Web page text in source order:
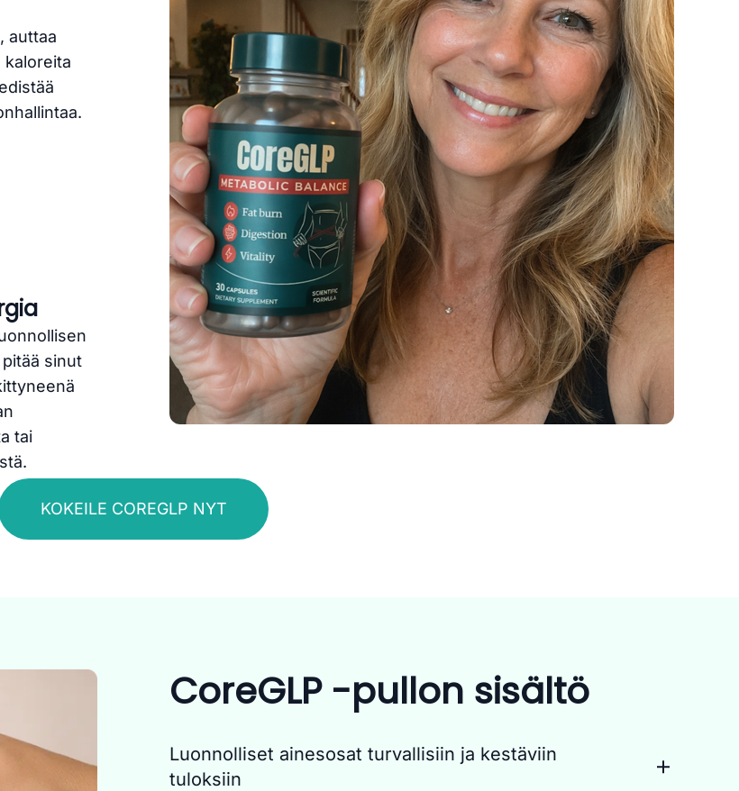
auttaa
kaloreita
sinut
tai
KOKEILE COREGLP NYT
CoreGLP -pullon sisältö
Luonnolliset ainesosat turvallisiin ja kestäviin
tuloksiin